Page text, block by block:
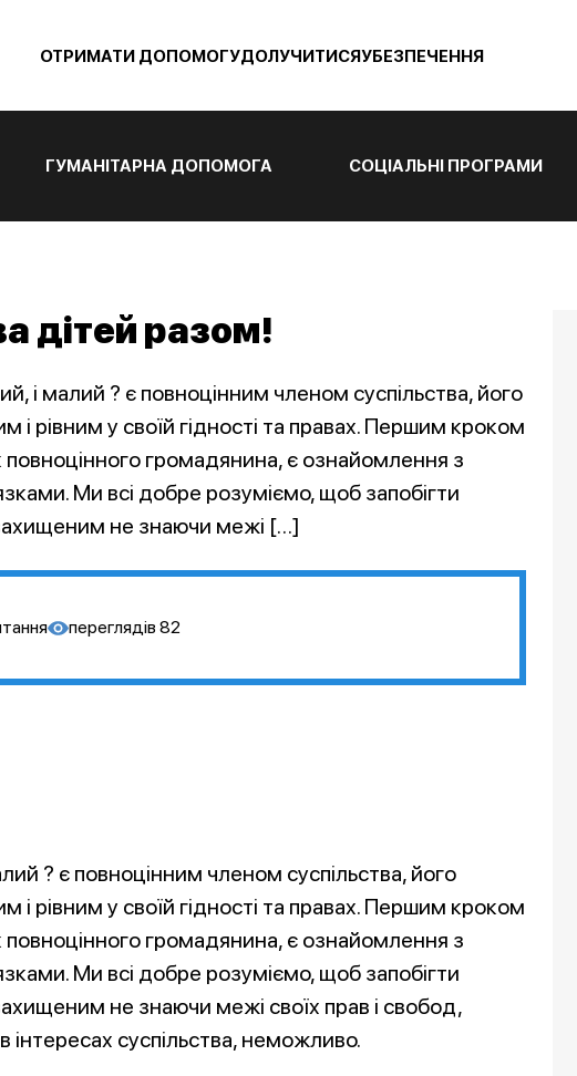
ОТРИМАТИ ДОПОМОГУДОЛУЧИТИСЯУБЕЗПЕЧЕННЯ
ГУМАНІТАРНА ДОПОМОГА СОЦІАЛЬНІ ПРОГРАМИ
дітей разом!
і малий ? є повноцінним членом суспільства, його
і рівним у своїй гідності та правах. Першим кроком
повноцінного громадянина, є ознайомлення з
Ми всі добре розуміємо, щоб запобігти
не знаючи межі […]
переглядів 82
? є повноцінним членом суспільства, його
і рівним у своїй гідності та правах. Першим кроком
повноцінного громадянина, є ознайомлення з
Ми всі добре розуміємо, щоб запобігти
не знаючи межі своїх прав і свобод,
інтересах суспільства, неможливо.